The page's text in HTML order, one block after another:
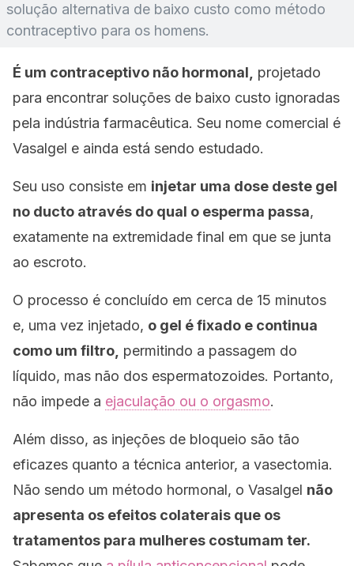
solução alternativa de baixo custo como método
contraceptivo para os homens.
É um contraceptivo não hormonal,
projetado
para encontrar soluções de baixo custo ignoradas
pela indústria farmacêutica. Seu nome comercial é
Vasalgel e ainda está sendo estudado.
Seu uso consiste em injetar uma dose deste gel
no ducto através do qual o esperma passa,
exatamente na extremidade final em que se junta
ao escroto.
O processo é concluído em cerca de 15 minutos
e, uma vez injetado, o gel é fixado e continua
como um filtro, permitindo a passagem do
líquido, mas não dos espermatozoides. Portanto,
não impede a ejaculação ou o orgasmo.
Além disso, as injeções de bloqueio são tão
eficazes quanto a técnica anterior, a vasectomia.
Não sendo um método hormonal, o Vasalgel não
apresenta os efeitos colaterais que os
tratamentos para mulheres costumam ter.